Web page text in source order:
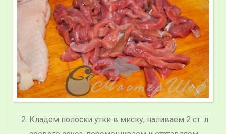
Кладем полоски утки в миску, наливаем 2 ст. л